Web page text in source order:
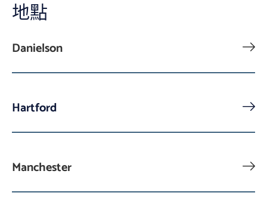
地點
Danielson
Hartford
Manchester